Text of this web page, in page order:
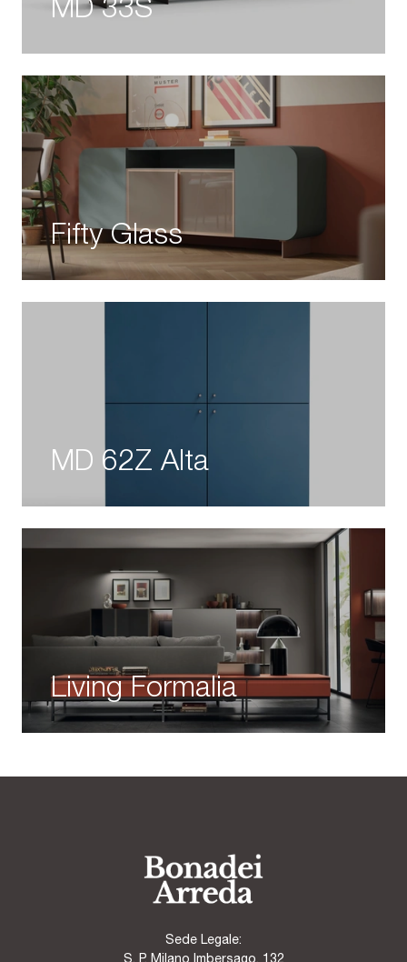
MD 33S
Fifty Glass
MD 62Z Alta
Living Formalia
Sede Legale:
S. P. Milano Imbersago, 132